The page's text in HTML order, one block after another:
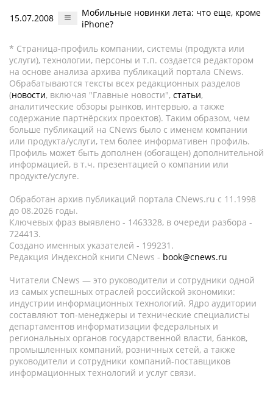
15.07.2008
Мобильные новинки лета: что еще, кроме
iPhone?
* Страница-профиль компании, системы (продукта или
услуги), технологии, персоны и т.п. создается редактором
на основе анализа архива публикаций портала CNews.
Обрабатываются тексты всех редакционных разделов
(новости, включая "Главные новости", статьи,
аналитические обзоры рынков, интервью, а также
содержание партнёрских проектов). Таким образом, чем
больше публикаций на CNews было с именем компании
или продукта/услуги, тем более информативен профиль.
Профиль может быть дополнен (обогащен) дополнительной
информацией, в т.ч. презентацией о компании или
продукте/услуге.
Обработан архив публикаций портала CNews.ru c 11.1998
до 08.2026 годы.
Ключевых фраз выявлено - 1463328, в очереди разбора -
724413.
Создано именных указателей - 199231.
Редакция Индексной книги CNews - book@cnews.ru
Читатели CNews — это руководители и сотрудники одной
из самых успешных отраслей российской экономики:
индустрии информационных технологий. Ядро аудитории
составляют топ-менеджеры и технические специалисты
департаментов информатизации федеральных и
региональных органов государственной власти, банков,
промышленных компаний, розничных сетей, а также
руководители и сотрудники компаний-поставщиков
информационных технологий и услуг связи.